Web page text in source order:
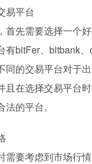
易平台
首先需要选择一个
bitFer、bitbank、
同的交易平台对于
且在选择交易平台
的平台。
需要考虑到市场行情